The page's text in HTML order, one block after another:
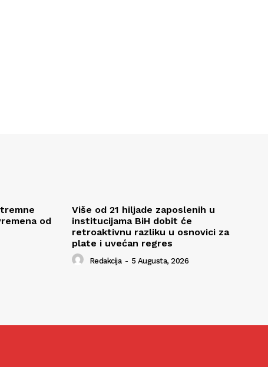
od
Više od 21 hiljade zaposlenih u
institucijama BiH dobit će
retroaktivnu razliku u osnovici za
plate i uvećan regres
Redakcija - 5 Augusta, 2026